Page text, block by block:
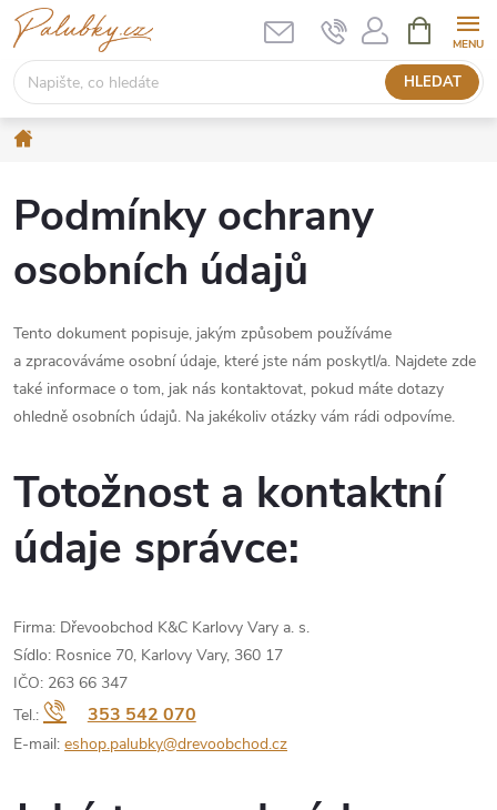
Přejít
na
obsah
HLEDAT
NÁKUPNÍ
KOŠÍK
Podmínky ochrany
osobních údajů
Tento dokument popisuje, jakým způsobem používáme
a zpracováváme osobní údaje, které jste nám poskytl/a. Najdete zde
také informace o tom, jak nás kontaktovat, pokud máte dotazy
ohledně osobních údajů. Na jakékoliv otázky vám rádi odpovíme.
Totožnost a kontaktní
údaje správce:
Firma: Dřevoobchod K&C Karlovy Vary a. s.
Sídlo: Rosnice 70, Karlovy Vary, 360 17
IČO: 263 66 347
Tel.:
353 542 070
E-mail: eshop.palubky@drevoobchod.cz